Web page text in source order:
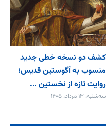
کشف دو نسخه خطی جدید
منسوب به آگوستین قدیس؛
روایت تازه از نخستین ...
سه‌شنبه، ۱۳ مرداد، ۱۴۰۵